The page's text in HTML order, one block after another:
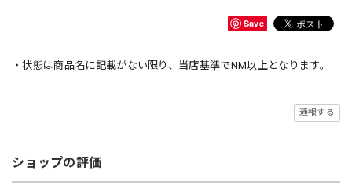
Save
・状態は商品名に記載がない限り、当店基準でNM以上となります。
通報する
ショップの評価